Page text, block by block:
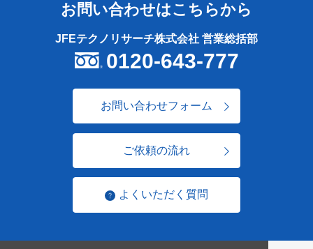
お問い合わせはこちらから
JFEテクノリサーチ株式会社 営業総括部
0120-643-777
お問い合わせフォーム
ご依頼の流れ
よくいただく質問